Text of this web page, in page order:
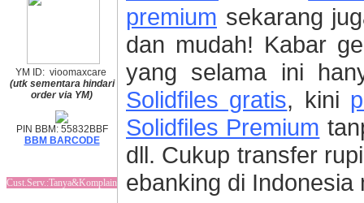
YM ID: vioomaxcare
(utk sementara hindari
order via YM)
PIN BBM: 55832BBF
BBM BARCODE
Cust.Serv.:Tanya&Komplain
premium sekarang
dan mudah! Kabar
yang selama ini
Solidfiles gratis, kini
Solidfiles Premium
dll. Cukup transfer
ebanking di